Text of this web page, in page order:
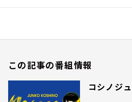
この記事の番組情報
コシノジ